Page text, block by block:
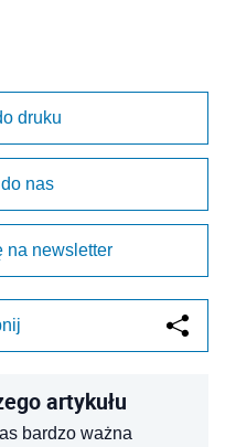
druku
nas
na newsletter
artykułu
bardzo ważna